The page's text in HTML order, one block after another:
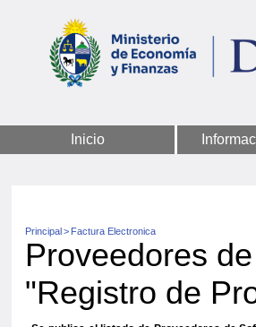
Inicio
Principal> Factura Electronica
Proveedores
"Registro de